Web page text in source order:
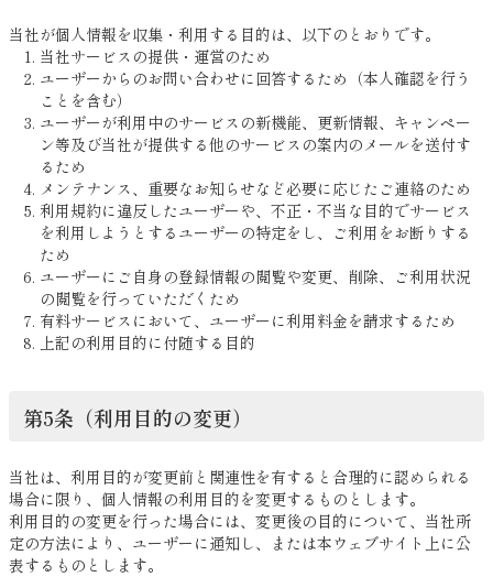
当社が個人情報を収集・利用する目的は、以下のとおりです。
当社サービスの提供・運営のため
ユーザーからのお問い合わせに回答するため（本人確認を行う
ことを含む）
ユーザーが利用中のサービスの新機能、更新情報、キャンペー
ン等及び当社が提供する他のサービスの案内のメールを送付す
るため
メンテナンス、重要なお知らせなど必要に応じたご連絡のため
利用規約に違反したユーザーや、不正・不当な目的でサービス
を利用しようとするユーザーの特定をし、ご利用をお断りする
ため
ユーザーにご自身の登録情報の閲覧や変更、削除、ご利用状況
の閲覧を行っていただくため
有料サービスにおいて、ユーザーに利用料金を請求するため
上記の利用目的に付随する目的
第5条（利用目的の変更）
当社は、利用目的が変更前と関連性を有すると合理的に認められる
場合に限り、個人情報の利用目的を変更するものとします。
利用目的の変更を行った場合には、変更後の目的について、当社所
定の方法により、ユーザーに通知し、または本ウェブサイト上に公
表するものとします。